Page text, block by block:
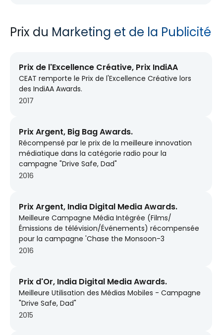
Prix du Marketing et de la Publicité
CEAT remporte le Prix de l'Excellence Créative lors
des IndiAA Awards.
Prix de l'Excellence Créative, Prix IndiAA
2017
Récompensé par le prix de la meilleure innovation
médiatique dans la catégorie radio pour la
campagne "Drive Safe, Dad"
Prix Argent, Big Bag Awards.
2016
Meilleure Campagne Média Intégrée (Films/
Émissions de télévision/Événements) récompensée
pour la campagne 'Chase the Monsoon-3
Prix Argent, India Digital Media Awards.
2016
Meilleure Utilisation des Médias Mobiles - Campagne
"Drive Safe, Dad"
Prix d'Or, India Digital Media Awards.
2015